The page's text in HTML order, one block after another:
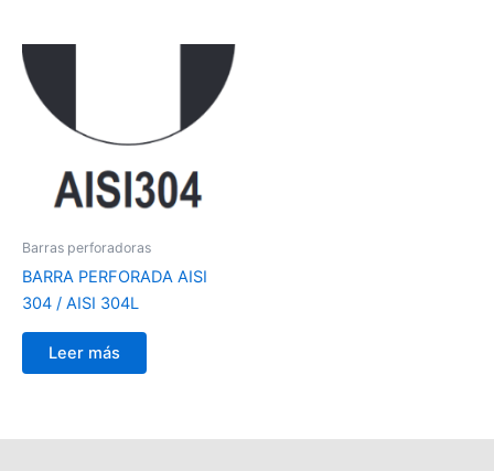
Barras perforadoras
BARRA PERFORADA AISI
304 / AISI 304L
Leer más